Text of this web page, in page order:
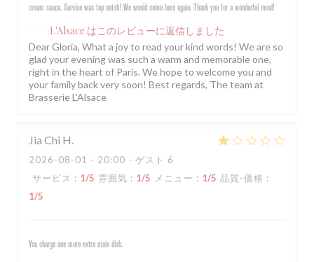
cream sauce. Service was top notch! We would come here again. Thank you for a wonderful meal!
L'Alsace はこのレビューに返信しました
Dear Gloria, What a joy to read your kind words! We are so
glad your evening was such a warm and memorable one,
right in the heart of Paris. We hope to welcome you and
your family back very soon! Best regards, The team at
Brasserie L'Alsace
Jia Chi H
2026-08-01 - 20:00 - ゲスト 6
サービス : 1/5 雰囲気 : 1/5 メニュー : 1/5 品質-価格 :
1/5
You charge one more extra main dish.